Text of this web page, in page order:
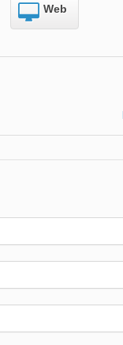
Web